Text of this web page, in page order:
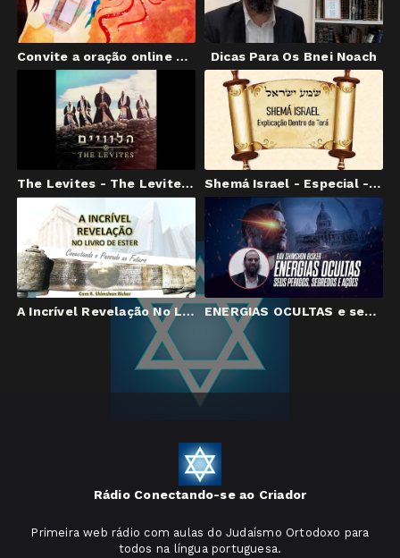
Convite a oração online diária Dicas Para Os Bnei Noach
The Levites - The Levites full album הלוויים - האלבום המלא Shemá Israel - Especial - Explicação Dentro Dos Versículos da Torá
A Incrível Revelação No Livro De Ester - Conectando o Passado ao Futuro ENERGIAS OCULTAS e seus PERIGOS | Entrevista ÉPICA com Rav Shimshon Bisker
Rádio Conectando-se ao Criador
Primeira web rádio com aulas do Judaísmo Ortodoxo para
todos na língua portuguesa.